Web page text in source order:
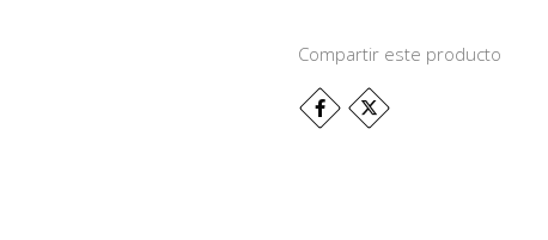
Compartir este producto